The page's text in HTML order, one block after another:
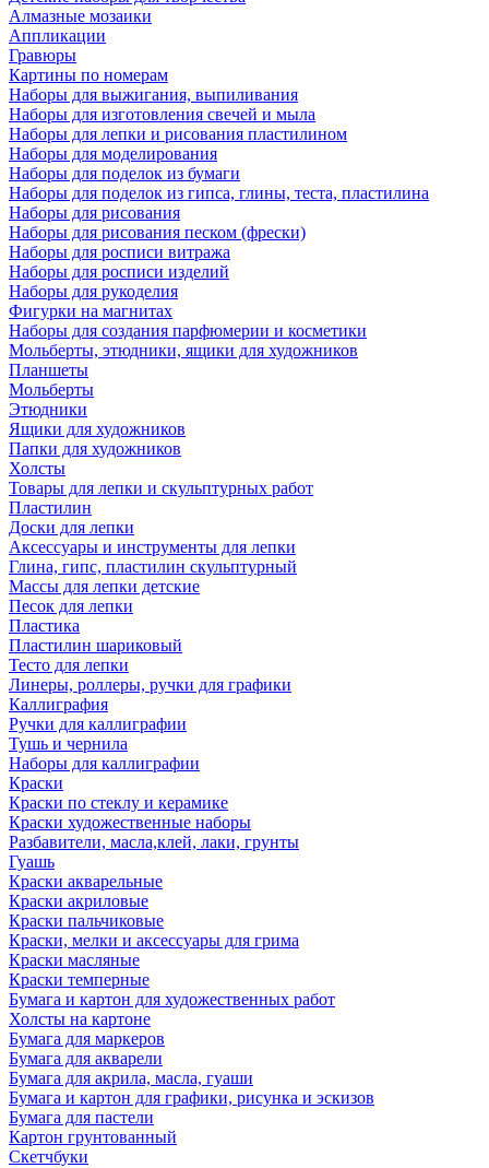
Алмазные мозаики
Аппликации
Гравюры
Картины по номерам
Наборы для выжигания, выпиливания
Наборы для изготовления свечей и мыла
Наборы для лепки и рисования пластилином
Наборы для моделирования
Наборы для поделок из бумаги
Наборы для поделок из гипса, глины, теста, пластилина
Наборы для рисования
Наборы для рисования песком (фрески)
Наборы для росписи витража
Наборы для росписи изделий
Наборы для рукоделия
Фигурки на магнитах
Наборы для создания парфюмерии и косметики
Мольберты, этюдники, ящики для художников
Планшеты
Мольберты
Этюдники
Ящики для художников
Папки для художников
Холсты
Товары для лепки и скульптурных работ
Пластилин
Доски для лепки
Аксессуары и инструменты для лепки
Глина, гипс, пластилин скульптурный
Массы для лепки детские
Песок для лепки
Пластика
Пластилин шариковый
Тесто для лепки
Линеры, роллеры, ручки для графики
Каллиграфия
Ручки для каллиграфии
Тушь и чернила
Наборы для каллиграфии
Краски
Краски по стеклу и керамике
Краски художественные наборы
Разбавители, масла,клей, лаки, грунты
Гуашь
Краски акварельные
Краски акриловые
Краски пальчиковые
Краски, мелки и аксессуары для грима
Краски масляные
Краски темперные
Бумага и картон для художественных работ
Холсты на картоне
Бумага для маркеров
Бумага для акварели
Бумага для акрила, масла, гуаши
Бумага и картон для графики, рисунка и эскизов
Бумага для пастели
Картон грунтованный
Скетчбуки